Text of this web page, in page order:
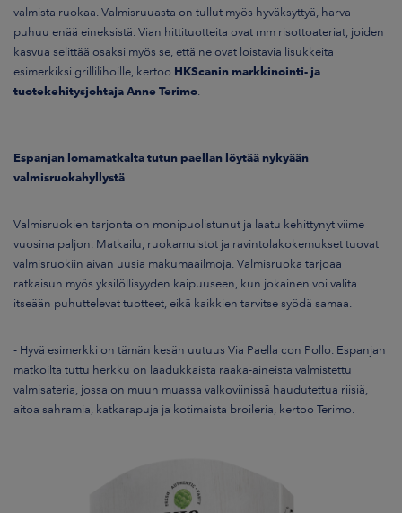
valmista ruokaa. Valmisruuasta on tullut myös hyväksyttyä, harva
puhuu enää eineksistä. Vian hittituotteita ovat mm risottoateriat, joiden
kasvua selittää osaksi myös se, että ne ovat loistavia lisukkeita
esimerkiksi grillilihoille, kertoo HKScanin markkinointi- ja
tuotekehitysjohtaja Anne Terimo
Espanjan lomamatkalta tutun paellan löytää nykyään
valmisruokahyllystä
Valmisruokien tarjonta on monipuolistunut ja laatu kehittynyt viime
vuosina paljon. Matkailu, ruokamuistot ja ravintolakokemukset tuovat
valmisruokiin aivan uusia makumaailmoja. Valmisruoka tarjoaa
ratkaisun myös yksilöllisyyden kaipuuseen, kun jokainen voi valita
itseään puhuttelevat tuotteet, eikä kaikkien tarvitse syödä samaa.
- Hyvä esimerkki on tämän kesän uutuus Via Paella con Pollo. Espanjan
matkoilta tuttu herkku on laadukkaista raaka-aineista valmistettu
valmisateria, jossa on muun muassa valkoviinissä haudutettua riisiä,
aitoa sahramia, katkarapuja ja kotimaista broileria, kertoo Terimo.